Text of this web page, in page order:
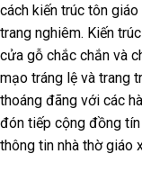
cách kiến trúc tôn
trang nghiêm. Kiến
cửa gỗ chắc chắn và
mạo tráng lệ và trang
thoáng đãng với các
đón tiếp cộng đồng tín
thông tin nhà thờ giáo